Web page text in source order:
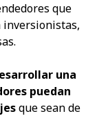
que
inversionistas,
una
puedan
que sean de